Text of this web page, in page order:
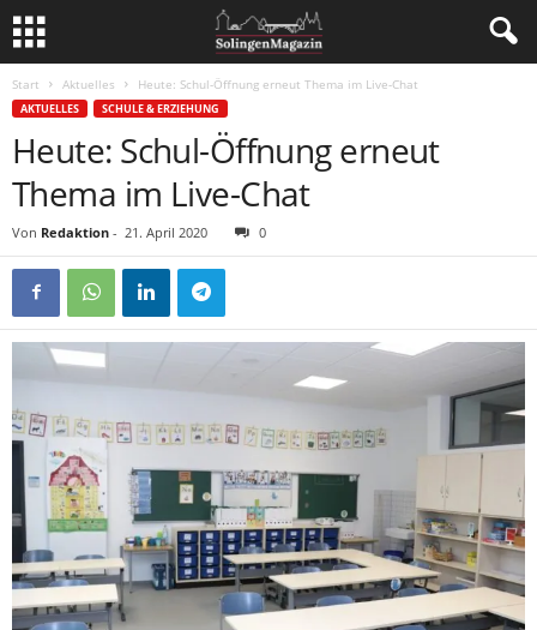
Start Aktuelles Heute: Schul-Öffnung erneut Thema im Live-Chat
AKTUELLES SCHULE & ERZIEHUNG
Heute: Schul-Öffnung erneut
Thema im Live-Chat
Von Redaktion - 21. April 2020 0